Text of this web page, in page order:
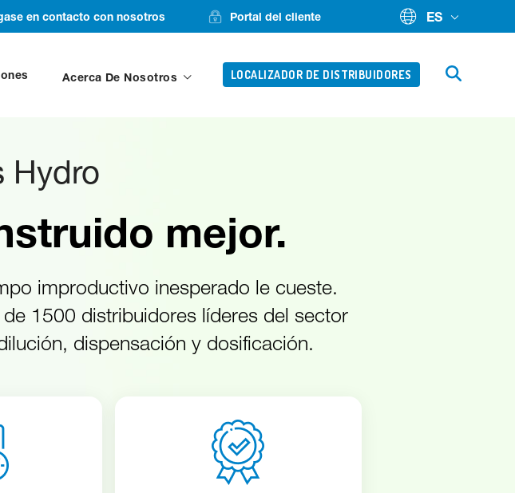
en contacto con nosotros Portal del cliente ES
Acerca De Nosotros LOCALIZADOR DE DISTRIBUIDORES
Hydro
mejor.
improductivo inesperado le cueste.
1500 distribuidores líderes del sector
dispensación y dosificación.